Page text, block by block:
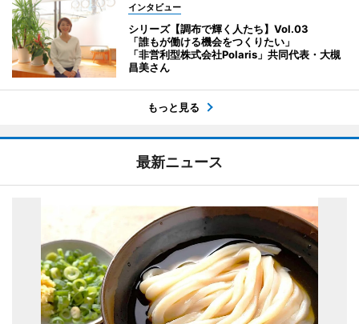
インタビュー
シリーズ【調布で輝く人たち】Vol.03
「誰もが働ける機会をつくりたい」
「非営利型株式会社Polaris」共同代表・大槻
昌美さん
もっと見る
最新ニュース